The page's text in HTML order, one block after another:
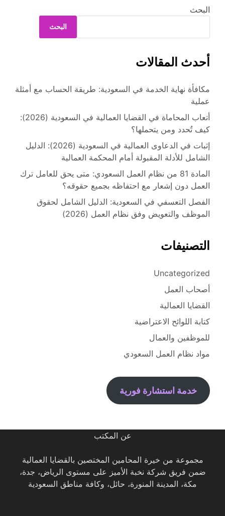
البحث
البحث
أحدث المقالات
مكافأة نهاية الخدمة في السعودية: طريقة الحساب مع أمثلة
عملية
أتعاب المحاماة في القضايا العمالية في السعودية (2026):
كيف تُحدد ومن يتحملها؟
إثبات في الدعاوى العمالية في السعودية (2026): الدليل
الشامل للأدلة المقبولة أمام المحكمة العمالية
المادة 81 من نظام العمل السعودي: متى يحق للعامل ترك
العمل دون إشعار مع احتفاظه بجميع حقوقه؟
الفصل التعسفي في السعودية: الدليل الشامل لحقوق
الموظف والتعويض وفق نظام العمل (2026)
التصنيفات
Uncategorized
أصحاب العمل
القضايا العمالية
كتابة اللوائح الاعتراضية
للموظفين والعمال
مواد نظام العمل السعودي
خدمة استشارة فورية
عن المكتب
مجموعة من خيرة المحامين المختصين بالقضايا العمالية
ضمن فريق شركة نخبة الأميز على مستوى الرياض، جدة،
مكة، المدينة المنورة، حائل، وكافة مناطق السعودية